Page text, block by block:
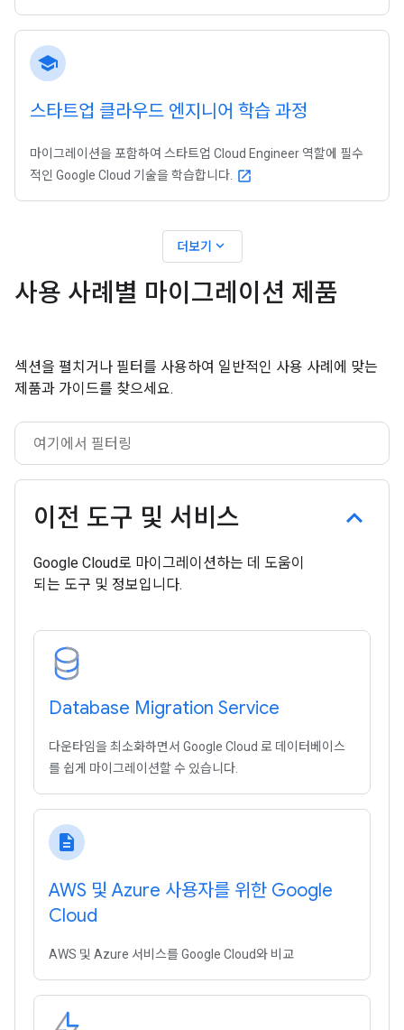
school
스타트업 클라우드 엔지니어 학습 과정
마이그레이션을 포함하여 스타트업 Cloud Engineer 역할에 필수
적인 Google Cloud 기술을 학습합니다. open_in_new
더보기 expand_more
사용 사례별 마이그레이션 제품
섹션을 펼치거나 필터를 사용하여 일반적인 사용 사례에 맞는
제품과 가이드를 찾으세요.
이전 도구 및 서비스
Google Cloud로 마이그레이션하는 데 도움이
되는 도구 및 정보입니다.
Database Migration Service
다운타임을 최소화하면서 Google Cloud 로 데이터베이스
를 쉽게 마이그레이션할 수 있습니다.
description
AWS 및 Azure 사용자를 위한 Google
Cloud
AWS 및 Azure 서비스를 Google Cloud와 비교